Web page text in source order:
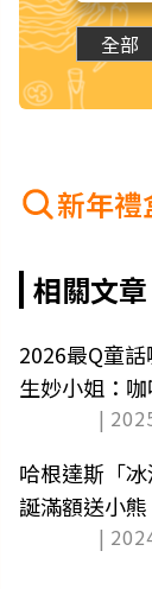
全部
新年禮
相關文章
2026最Q童
生妙小姐：
|
哈根達斯「
誕滿額送小
|